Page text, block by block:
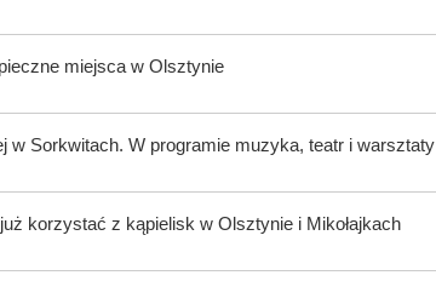
miejsca w Olsztynie
w Sorkwitach. W programie muzyka, teatr i warsztaty
korzystać z kąpielisk w Olsztynie i Mikołajkach